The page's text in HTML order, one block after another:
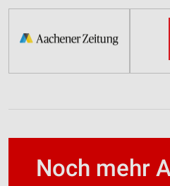
Noch mehr